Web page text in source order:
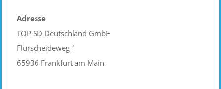
Adresse
TOP SD Deutschland GmbH
Flurscheideweg 1
65936 Frankfurt am Main